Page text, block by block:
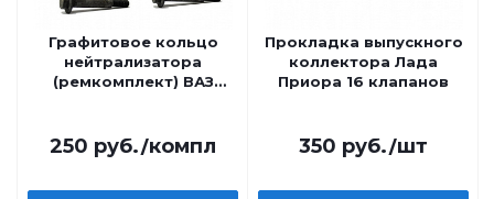
Графитовое кольцо
нейтрализатора
(ремкомплект) ВАЗ
250 руб./компл
Прокладка выпускного
коллектора Лада
Приора 16 клапанов
350 руб./шт